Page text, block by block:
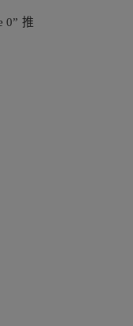
0” 推